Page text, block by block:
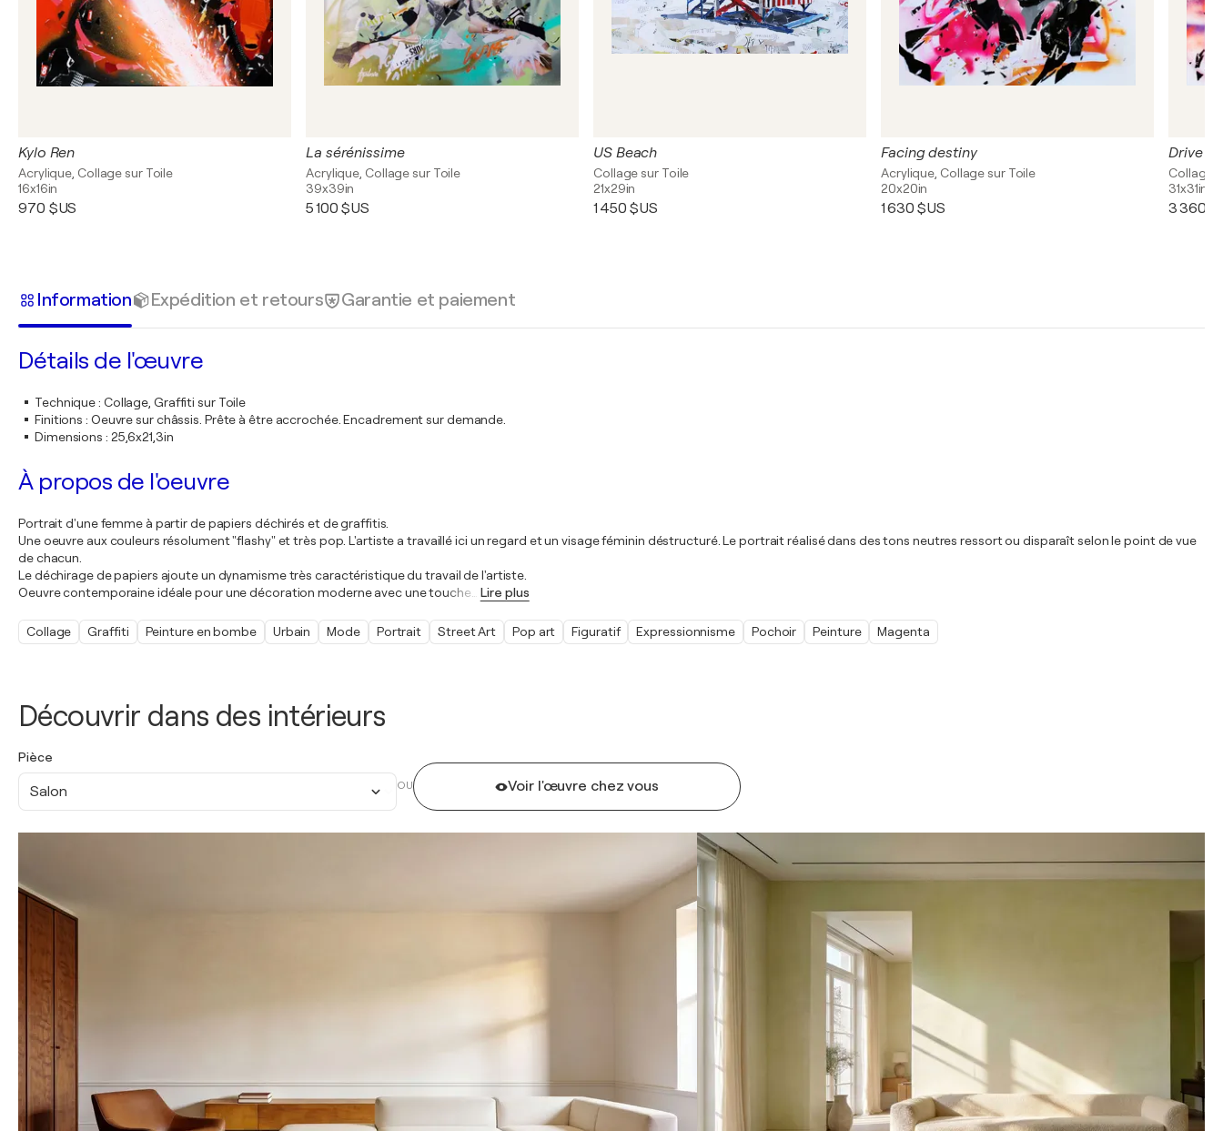
Découvrir dans des intérieurs
Pièce
Salon OU Voir l'œuvre chez vous
Kylo Ren
Acrylique, Collage sur Toile
16x16in
970 $US
La sérénissime
Acrylique, Collage sur Toile
39x39in
5 100 $US
US Beach
Collage sur Toile
21x29in
1 450 $US
Facing destiny
Acrylique, Collage sur Toile
20x20in
1 630 $US
Drive
Collage,
31x31in
3 360
Information Expédition et retours Garantie et paiement
Détails de l'œuvre
Technique: Collage, Graffiti sur Toile
Finitions : Oeuvre sur châssis. Prête à être accrochée. Encadrement sur demande.
Dimensions : 25,6x21,3in
À propos de l'oeuvre
Portrait d'une femme à partir de papiers déchirés et de graffitis.
Une oeuvre aux couleurs résolument "flashy" et très pop. L'artiste a travaillé ici un regard et un visage féminin déstructuré. Le portrait réalisé dans des tons neutres ressort ou disparaît selon le point de vue
de chacun.
Le déchirage de papiers ajoute un dynamisme très caractéristique du travail de l'artiste.
Oeuvre contemporaine idéale pour une décoration moderne avec une touche
Lire plus
Collage Graffiti Peinture en bombe Urbain Mode Portrait Street Art Pop art Figuratif Expressionnisme Pochoir Peinture Magenta